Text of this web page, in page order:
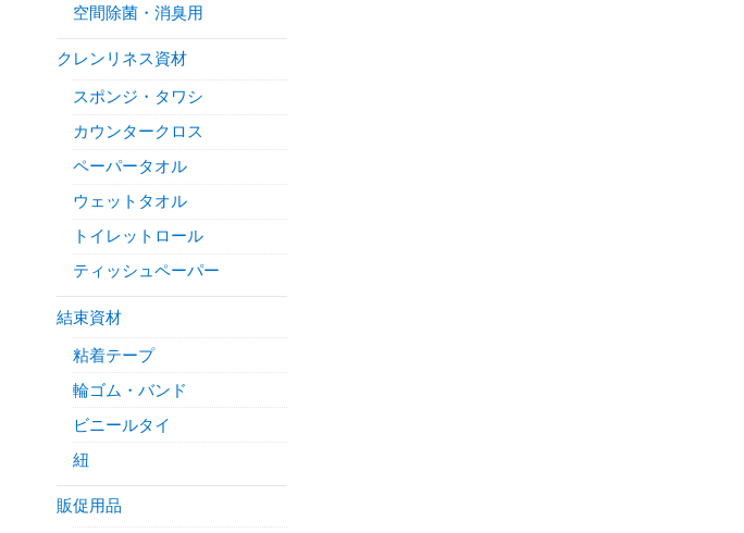
空間除菌・消臭用
クレンリネス資材
スポンジ・タワシ
カウンタークロス
ペーパータオル
ウェットタオル
トイレットロール
ティッシュペーパー
結束資材
粘着テープ
輪ゴム・バンド
ビニールタイ
紐
販促用品